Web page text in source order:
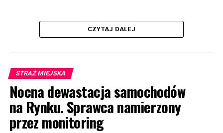
CZYTAJ DALEJ
STRAŻ MIEJSKA
Nocna dewastacja samochodów
na Rynku. Sprawca namierzony
przez monitoring